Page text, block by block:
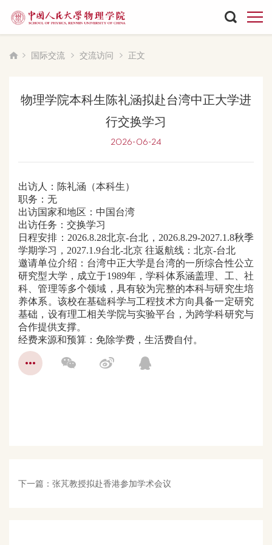
国际交流 交流访问 正文
物理学院本科生陈礼涵拟赴台湾中正大学进
行交换学习
2026-06-24
出访人： 陈礼涵（本科生）
职务：无
出访国家和地区：中国台湾
出访任务：交换学习
日程安排： 2026.8.28北京-台北，2026.8.29-2027.1.8秋季
学期学习，2027.1.9台北-北京 往返航线：北京-台北
邀请单位介绍： 台湾中正大学是台湾的一所综合性公立
研究型大学，成立于1989年，学科体系涵盖理、工、社
科、管理等多个领域，具有较为完整的本科与研究生培
养体系。该校在基础科学与工程技术方向具备一定研究
基础，设有理工相关学院与实验平台，为跨学科研究与
合作提供支撑。
经费来源和预算： 免除学费，生活费自付。
下一篇： 张芃教授拟赴香港参加学术会议